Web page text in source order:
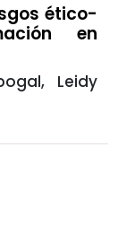
ético-
en
Leidy